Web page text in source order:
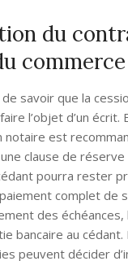
du
commerce
savoir que la
l’objet d’un écrit.
notaire est
clause de
pourra rester
complet de
des échéances,
bancaire au cédant.
peuvent décider